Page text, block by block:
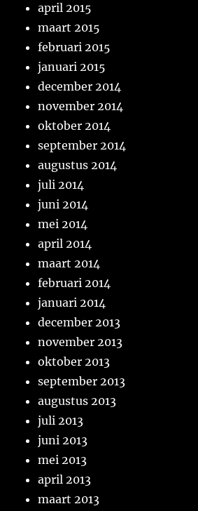
april 2015
maart 2015
februari 2015
januari 2015
december 2014
november 2014
oktober 2014
september 2014
augustus 2014
juli 2014
juni 2014
mei 2014
april 2014
maart 2014
februari 2014
januari 2014
december 2013
november 2013
oktober 2013
september 2013
augustus 2013
juli 2013
juni 2013
mei 2013
april 2013
maart 2013